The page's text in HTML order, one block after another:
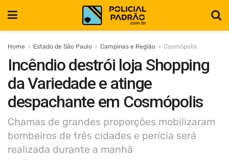
Home Estado de São Paulo Campinas e Região Cosmópolis
Incêndio destrói loja Shopping
da Variedade e atinge
despachante em Cosmópolis
Chamas de grandes proporções mobilizaram
bombeiros de três cidades e perícia será
realizada durante a manhã